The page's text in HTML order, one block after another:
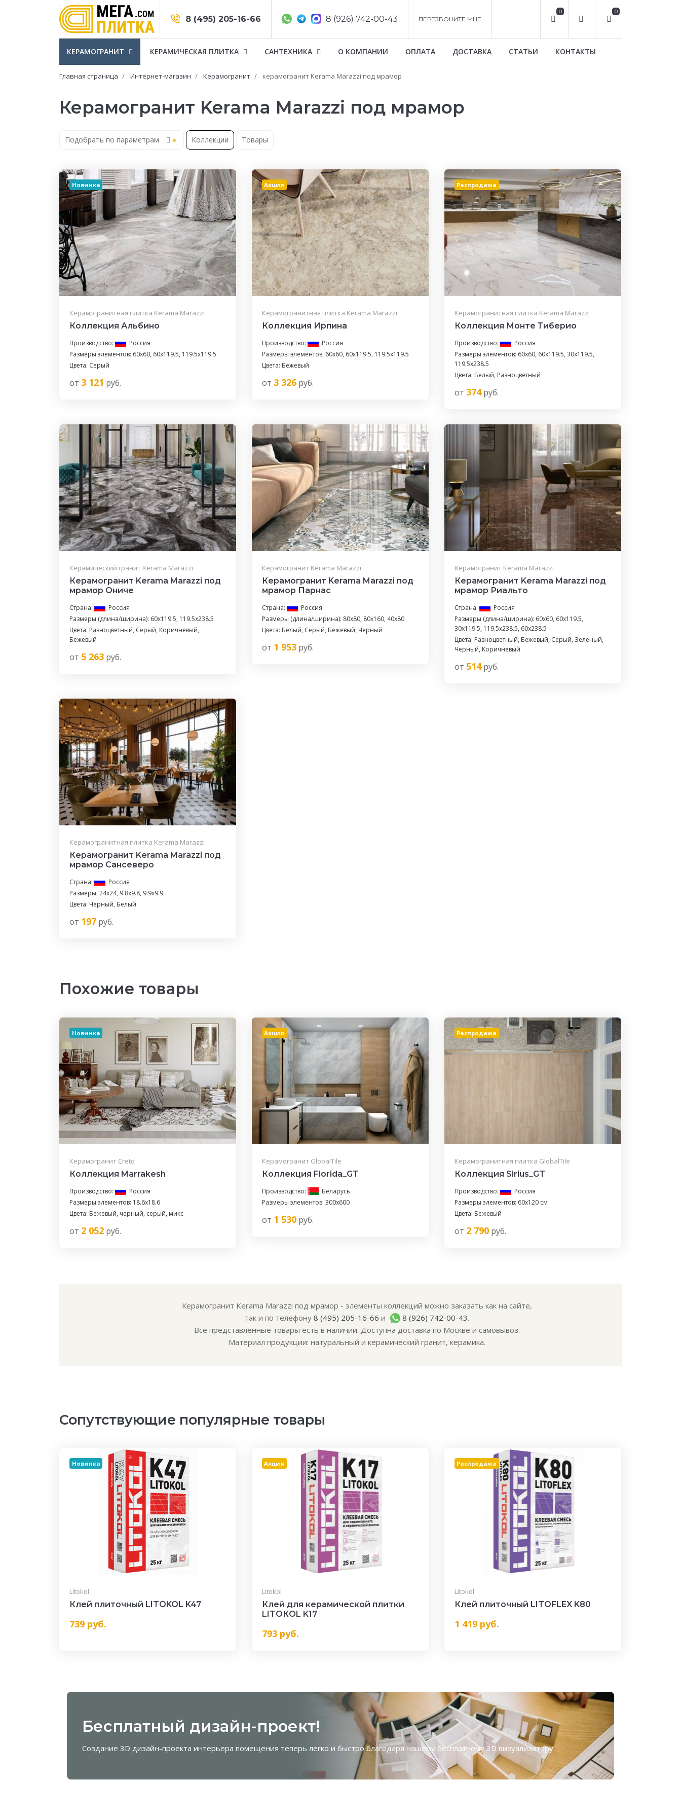
8 (495) 205-16-66 8 (926) 742-00-43 ПЕРЕЗВОНИТЕ МНЕ
0 0
КЕРАМОГРАНИТ КЕРАМИЧЕСКАЯ ПЛИТКА САНТЕХНИКА О КОМПАНИИ ОПЛАТА ДОСТАВКА СТАТЬИ КОНТАКТЫ
Главная страница Интернет-магазин Керамогранит керамогранит Kerama Marazzi под мрамор
Керамогранит Kerama Marazzi под мрамор
Подобрать по параметрам Коллекции Товары
Новинка
Керамогранитная плитка Kerama Marazzi
Коллекция Альбино
Производство:
Россия
Размеры элементов: 60x60, 60x119.5, 119.5x119.5
Цвета: Серый
от 3 121 руб.
Акция
Керамогранитная плитка Kerama Marazzi
Коллекция Ирпина
Производство:
Россия
Размеры элементов: 60x60, 60x119.5, 119.5x119.5
Цвета: Бежевый
от 3 326руб.
Распродажа
Керамогранитная плитка Kerama Marazzi
Коллекция Монте Тиберио
Производство:
Россия
Размеры элементов: 60x60, 60x119.5, 30x119.5,
119.5x238.5
Цвета: Белый, Разноцветный
от 374руб.
Керамический гранит Kerama Marazzi
Керамогранит Kerama Marazzi под
мрамор Ониче
Страна:
Россия
Размеры (длина/ширина): 60x119.5, 119.5x238.5
Цвета: Разноцветный, Серый, Коричневый,
Бежевый
от 5 263 руб.
Керамогранит Kerama Marazzi
Керамогранит Kerama Marazzi под
мрамор Парнас
Страна:
Россия
Размеры (длина/ширина): 80x80, 80x160, 40x80
Цвета: Белый, Серый, Бежевый, Черный
от 1 953руб.
Керамогранит Kerama Marazzi
Керамогранит Kerama Marazzi под
мрамор Риальто
Страна:
Россия
Размеры (длина/ширина): 60x60, 60x119.5,
30x119.5, 119.5x238.5, 60x238.5
Цвета: Разноцветный, Бежевый, Серый, Зеленый,
Черный, Коричневый
от 514руб.
Керамогранитная плитка Kerama Marazzi
Керамогранит Kerama Marazzi под
мрамор Сансеверо
Страна:
Россия
Размеры: 24x24, 9.8x9.8, 9.9x9.9
Цвета: Черный, Белый
от 197 руб.
Похожие товары
Новинка
Керамогранит Creto
Коллекция Marrakesh
Производство:
Россия
Размеры элементов: 18.6x18.6
Цвета: Бежевый, черный, серый, микс
от 2 052 руб.
Акция
Керамогранит GlobalTile
Коллекция Florida_GT
Производство:
Беларусь
Размеры элементов: 300x600
от 1 530руб.
Распродажа
Керамогранитная плитка GlobalTile
Коллекция Sirius_GT
Производство:
Россия
Размеры элементов: 60x120 см
Цвета: Бежевый
от 2 790руб.
Керамогранит Kerama Marazzi под мрамор - элементы коллекций можно заказать как на сайте,
так и по телефону 8 (495) 205-16-66 и 8 (926) 742-00-43.
Все представленные товары есть в наличии. Доступна доставка по Москве и самовывоз.
Материал продукции: натуральный и керамический гранит, керамика.
Сопутствующие популярные товары
Новинка
Litokol
Клей плиточный LITOKOL K47
739 руб.
Акция
Litokol
Клей для керамической плитки
LITOКOL K17
793руб.
Распродажа
Litokol
Клей плиточный LITOFLEX K80
1 419руб.
Бесплатный дизайн-проект!
Создание 3D дизайн-проекта интерьера помещения теперь легко и быстро благодаря нашему бесплатному3D визуализатору.